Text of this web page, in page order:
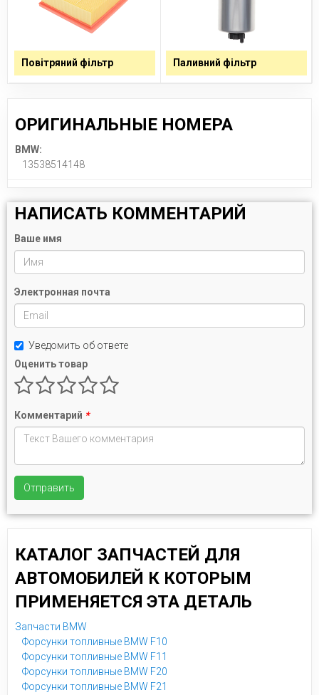
Повітряний фільтр Паливний фільтр
ОРИГИНАЛЬНЫЕ НОМЕРА
BMW:
13538514148
НАПИСАТЬ КОММЕНТАРИЙ
Ваше имя
Электронная почта
Уведомить об ответе
Оценить товар
Комментарий *
Отправить
КАТАЛОГ ЗАПЧАСТЕЙ ДЛЯ
АВТОМОБИЛЕЙ К КОТОРЫМ
ПРИМЕНЯЕТСЯ ЭТА ДЕТАЛЬ
Запчасти BMW
Форсунки топливные BMW F10
Форсунки топливные BMW F11
Форсунки топливные BMW F20
Форсунки топливные BMW F21